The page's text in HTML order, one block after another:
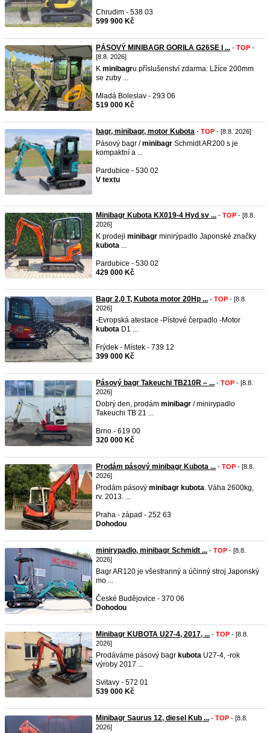
Chrudim - 538 03
599 900 Kč
PÁSOVÝ MINIBAGR GORILA G26SE I ... - TOP -
[8.8. 2026]
K minibagru příslušenství zdarma: Lžíce 200mm
se zuby ...
Mladá Boleslav - 293 06
519 000 Kč
bagr, minibagr, motor Kubota - TOP - [8.8. 2026]
Pásový bagr /minibagr Schmidt AR200 s je
kompaktní a ...
Pardubice - 530 02
V textu
Minibagr Kubota KX019-4 Hyd sv ... - TOP - [8.8.
2026]
K prodeji minibagr minirýpadlo Japonské značky
kubota ...
Pardubice - 530 02
429 000 Kč
Bagr 2,0 T, Kubota motor 20Hp ... - TOP - [8.8.
2026]
-Evropská atestace -Pístové čerpadlo -Motor
kubota D1 ...
Frýdek - Místek - 739 12
399 000 Kč
Pásový bagr Takeuchi TB210R – ... - TOP - [8.8.
2026]
Dobrý den, prodám minibagr / minirypadlo
Takeuchi TB 21 ...
Brno - 619 00
320 000 Kč
Prodám pásový minibagr Kubota ... - TOP - [8.8.
2026]
Prodám pásový minibagr kubota. Váha 2600kg,
rv. 2013. ...
Praha - západ - 252 63
Dohodou
minirypadlo, minibagr Schmidt ... - TOP - [8.8.
2026]
Bagr AR120 je všestranný a účinný stroj Japonský
mo ...
České Budějovice - 370 06
Dohodou
Minibagr KUBOTA U27-4, 2017, ... - TOP - [8.8.
2026]
Prodáváme pásový bagr kubota U27-4, -rok
výroby 2017 ...
Svitavy - 572 01
539 000 Kč
Minibagr Saurus 12, diesel Kub ... - TOP - [8.8.
2026]